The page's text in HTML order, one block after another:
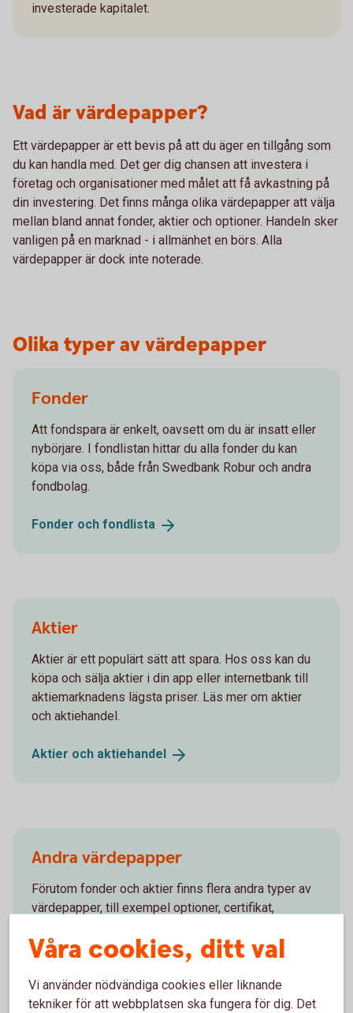
investerade kapitalet.
Vad är värdepapper?
Ett värdepapper är ett bevis på att du äger en tillgång som
du kan handla med. Det ger dig chansen att investera i
företag och organisationer med målet att få avkastning på
din investering. Det finns många olika värdepapper att välja
mellan bland annat fonder, aktier och optioner. Handeln sker
vanligen på en marknad - i allmänhet en börs. Alla
värdepapper är dock inte noterade.
Olika typer av värdepapper
Fonder
Att fondspara är enkelt, oavsett om du är insatt eller
nybörjare. I fondlistan hittar du alla fonder du kan
köpa via oss, både från Swedbank Robur och andra
fondbolag.
Fonder och fondlista
Aktier
Aktier är ett populärt sätt att spara. Hos oss kan du
köpa och sälja aktier i din app eller internetbank till
aktiemarknadens lägsta priser. Läs mer om aktier
och aktiehandel.
Aktier och aktiehandel
Andra värdepapper
Förutom fonder och aktier finns flera andra typer av
värdepapper, till exempel optioner, certifikat,
kom igång.
Andravärdepapper
Våra cookies, ditt val
Vi använder nödvändiga cookies eller liknande
tekniker för att webbplatsen ska fungera för dig. Det